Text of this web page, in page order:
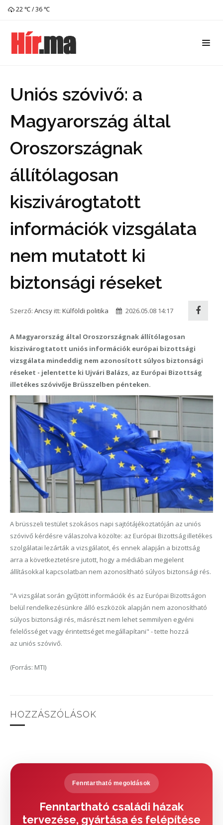
22 ℃ / 36 ℃
Uniós szóvivő: a
Magyarország által
Oroszországnak
állítólagosan
kiszivárogtatott
információk vizsgálata
nem mutatott ki
biztonsági réseket
Szerző: Ancsy itt: Külföldi politika 2026.05.08 14:17
A Magyarország által Oroszországnak állítólagosan
kiszivárogtatott uniós információk európai bizottsági
vizsgálata mindeddig nem azonosított súlyos biztonsági
réseket - jelentette ki Ujvári Balázs, az Európai Bizottság
illetékes szóvivője Brüsszelben pénteken.
A brüsszeli testület szokásos napi sajtótájékoztatóján az uniós
szóvivő kérdésre válaszolva közölte: az Európai Bizottság illetékes
szolgálatai lezárták a vizsgálatot, és ennek alapján a bizottság
arra a következtetésre jutott, hogy a médiában megjelent
állításokkal kapcsolatban nem azonosítható súlyos biztonsági rés.
"A vizsgálat során gyűjtött információk és az Európai Bizottságon
belül rendelkezésünkre álló eszközök alapján nem azonosítható
súlyos biztonsági rés, másrészt nem lehet semmilyen egyéni
felelősséget vagy érintettséget megállapítani" - tette hozzá
az uniós szóvivő.
(Forrás: MTI)
HOZZÁSZÓLÁSOK
Fenntartható megoldások
Fenntartható családi házak
tervezése, gyártása és felépítése